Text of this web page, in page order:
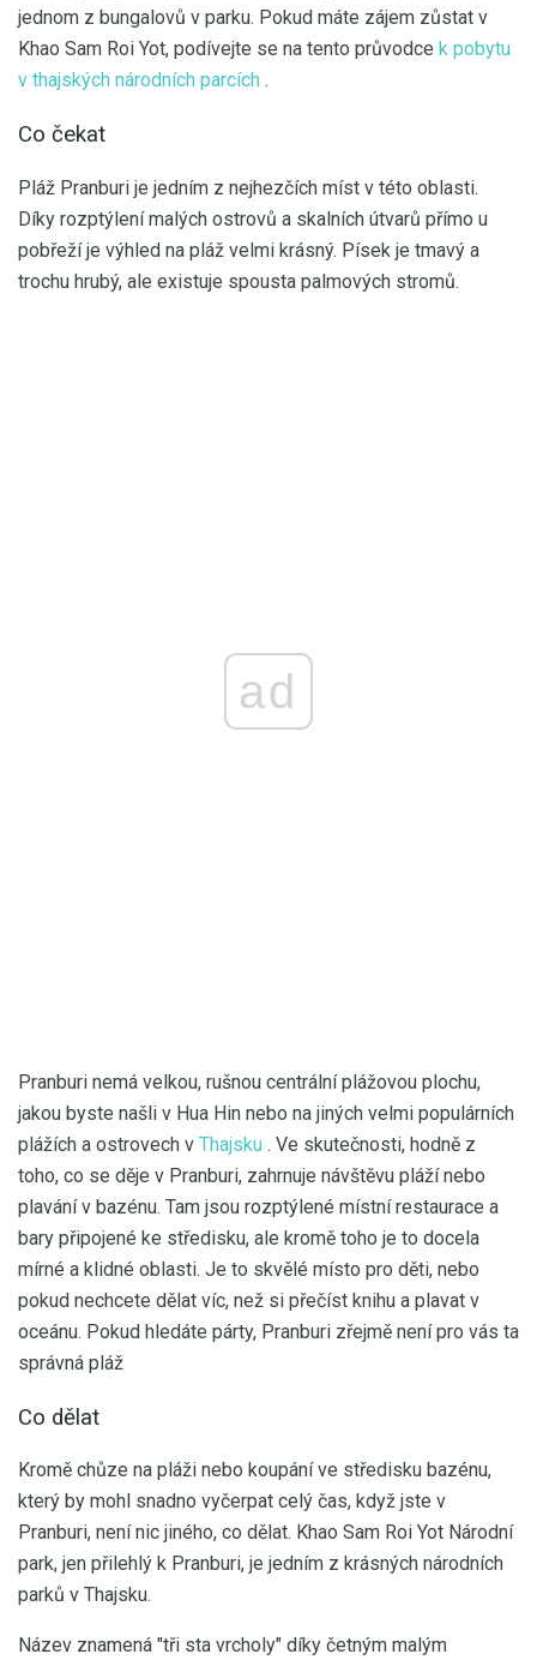
jednom z bungalovů v parku. Pokud máte zájem zůstat v
Khao Sam Roi Yot, podívejte se na tento průvodce k pobytu
v thajských národních parcích .
Co čekat
Pláž Pranburi je jedním z nejhezčích míst v této oblasti.
Díky rozptýlení malých ostrovů a skalních útvarů přímo u
pobřeží je výhled na pláž velmi krásný. Písek je tmavý a
trochu hrubý, ale existuje spousta palmových stromů.
ad
Pranburi nemá velkou, rušnou centrální plážovou plochu,
jakou byste našli v Hua Hin nebo na jiných velmi populárních
plážích a ostrovech v Thajsku . Ve skutečnosti, hodně z
toho, co se děje v Pranburi, zahrnuje návštěvu pláží nebo
plavání v bazénu. Tam jsou rozptýlené místní restaurace a
bary připojené ke středisku, ale kromě toho je to docela
mírné a klidné oblasti. Je to skvělé místo pro děti, nebo
pokud nechcete dělat víc, než si přečíst knihu a plavat v
oceánu. Pokud hledáte párty, Pranburi zřejmě není pro vás ta
správná pláž
Co dělat
Kromě chůze na pláži nebo koupání ve středisku bazénu,
který by mohl snadno vyčerpat celý čas, když jste v
Pranburi, není nic jiného, ​​co dělat. Khao Sam Roi Yot Národní
park, jen přilehlý k Pranburi, je jedním z krásných národních
parků v Thajsku.
Název znamená "tři sta vrcholy" díky četným malým